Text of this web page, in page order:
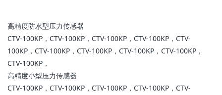
高精度防水型压力传感器
CTV-100KP，CTV-100KP，CTV-100KP，CTV-100KP，CTV-
100KP，CTV-100KP，CTV-100KP，CTV-100KP，CTV-100KP，
CTV-100KP，
高精度小型压力传感器
CTV-100KP，CTV-100KP，CTV-100KP，CTV-100KP，CTV-